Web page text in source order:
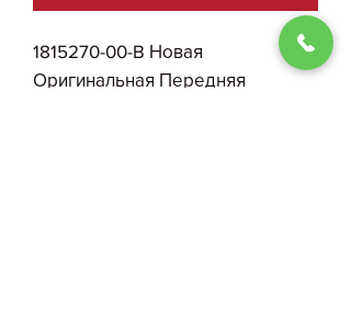
1815270-00-B Новая
Оригинальная Передняя